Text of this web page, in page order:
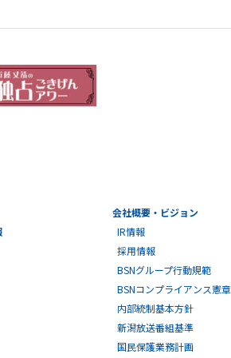
会社概要・ビジョン
IR情報
採用情報
BSNグループ行動規範
BSNコンプライアンス憲章
内部統制基本方針
新潟放送番組基準
国民保護業務計画